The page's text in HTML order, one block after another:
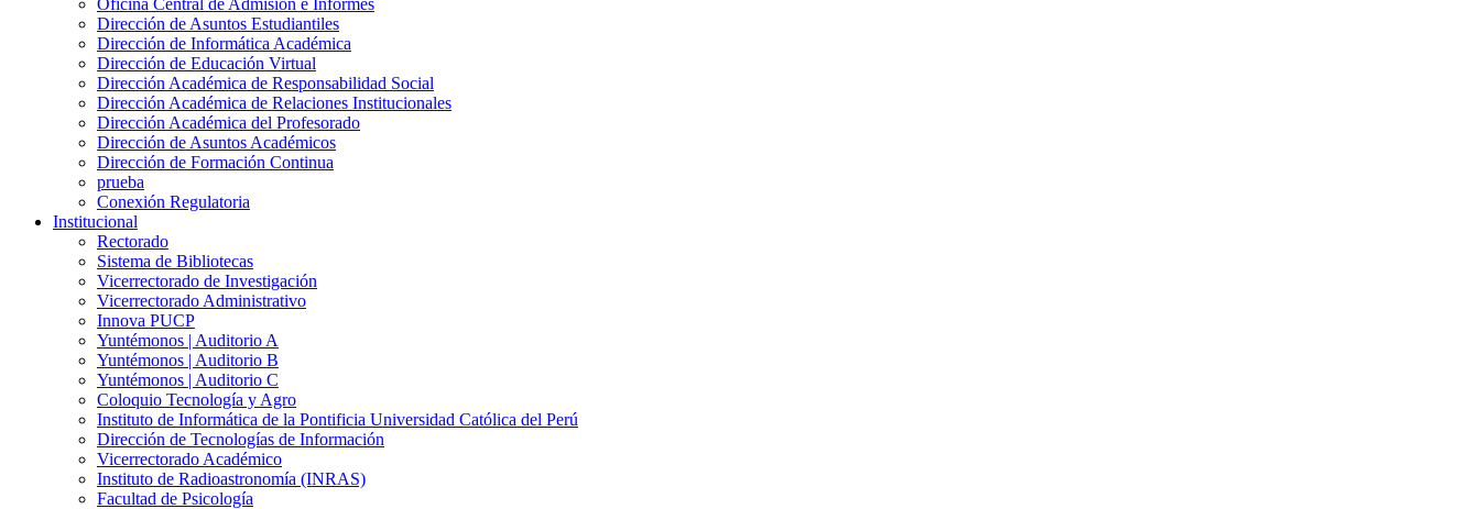
Oficina Central de Admisión e Informes
Dirección de Asuntos Estudiantiles
Dirección de Informática Académica
Dirección de Educación Virtual
Dirección Académica de Responsabilidad Social
Dirección Académica de Relaciones Institucionales
Dirección Académica del Profesorado
Dirección de Asuntos Académicos
Dirección de Formación Continua
prueba
Conexión Regulatoria
Institucional
Rectorado
Sistema de Bibliotecas
Vicerrectorado de Investigación
Vicerrectorado Administrativo
Innova PUCP
Yuntémonos | Auditorio A
Yuntémonos | Auditorio B
Yuntémonos | Auditorio C
Coloquio Tecnología y Agro
Instituto de Informática de la Pontificia Universidad Católica del Perú
Dirección de Tecnologías de Información
Vicerrectorado Académico
Instituto de Radioastronomía (INRAS)
Facultad de Psicología